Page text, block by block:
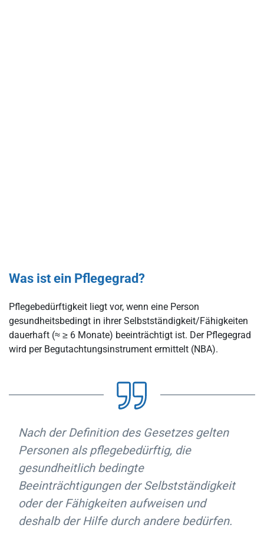
Was ist ein Pflegegrad?
Pflegebedürftigkeit liegt vor, wenn eine Person
gesundheitsbedingt in ihrer Selbstständigkeit/Fähigkeiten
dauerhaft (≈ ≥ 6 Monate) beeinträchtigt ist. Der Pflegegrad
wird per Begutachtungsinstrument ermittelt (NBA).
Nach der Definition des Gesetzes gelten
Personen als pflegebedürftig, die
gesundheitlich bedingte
Beeinträchtigungen der Selbstständigkeit
oder der Fähigkeiten aufweisen und
deshalb der Hilfe durch andere bedürfen.